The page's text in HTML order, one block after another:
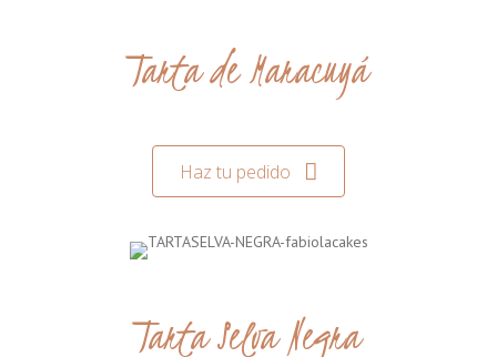
Tarta de Maracuyá
Haz tu pedido
Tarta Selva Negra